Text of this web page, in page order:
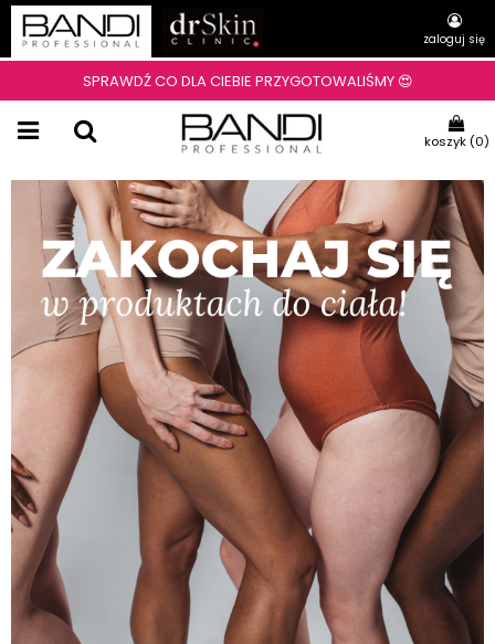
zaloguj się
SPRAWDŹ CO DLA CIEBIE PRZYGOTOWALIŚMY 😍
koszyk (0)